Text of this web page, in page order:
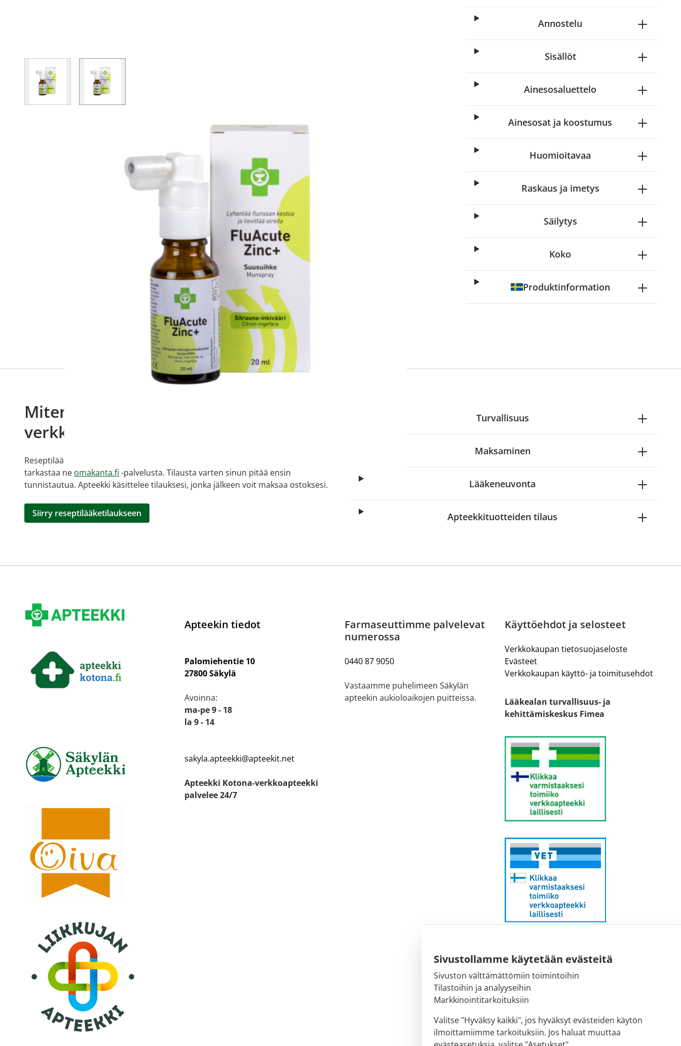
Sivustollamme käytetään evästeitä
Sivuston välttämättömiin toimintoihin
Tilastoihin ja analyyseihin
Markkinointitarkoituksiin
Valitse "Hyväksy kaikki", jos hyväksyt evästeiden käytön
ilmoittamiimme tarkoituksiin. Jos haluat muuttaa
Annostelu
Sisällöt
Ainesosaluettelo
Ainesosat ja koostumus
Huomioitavaa
Raskaus ja imetys
Säilytys
Koko
Produktinformation
Miten tilaan reseptilääkkeitä
verkkoapteekista?
Reseptilääkkeiden tilaaminen edellyttää voimassa olevaa reseptiä, ja voit
tarkastaa ne omakanta.fi -palvelusta. Tilausta varten sinun pitää ensin
tunnistautua. Apteekki käsittelee tilauksesi, jonka jälkeen voit maksaa ostoksesi.
Siirry reseptilääketilaukseen
Turvallisuus
Maksaminen
Lääkeneuvonta
Apteekkituotteiden tilaus
Apteekin tiedot
Palomiehentie 10
27800 Säkylä
Avoinna:
ma-pe 9 - 18
la 9 - 14
sakyla.apteekki@apteekit.net
Apteekki Kotona-verkkoapteekki
palvelee 24/7
Farmaseuttimme palvelevat
numerossa
0440 87 9050
Vastaamme puhelimeen Säkylän
apteekin aukioloaikojen puitteissa.
Käyttöehdot ja selosteet
Verkkokaupan tietosuojaseloste
Evästeet
Verkkokaupan käyttö- ja toimitusehdot
Lääkealan turvallisuus- ja
kehittämiskeskus Fimea
Sähköpostiosoite:
Fimean vaihde:
029 522 3341